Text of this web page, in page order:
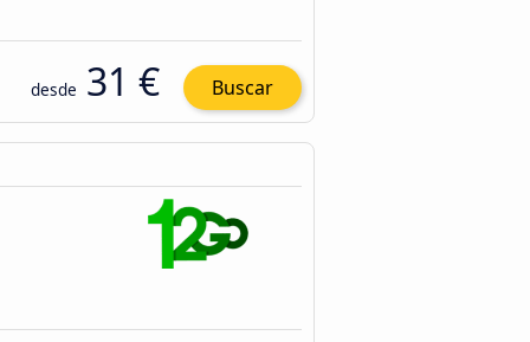
desde 31 € Buscar